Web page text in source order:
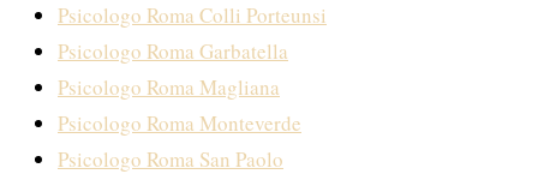
Psicologo Roma Colli Porteunsi
Psicologo Roma Garbatella
Psicologo Roma Magliana
Psicologo Roma Monteverde
Psicologo Roma San Paolo